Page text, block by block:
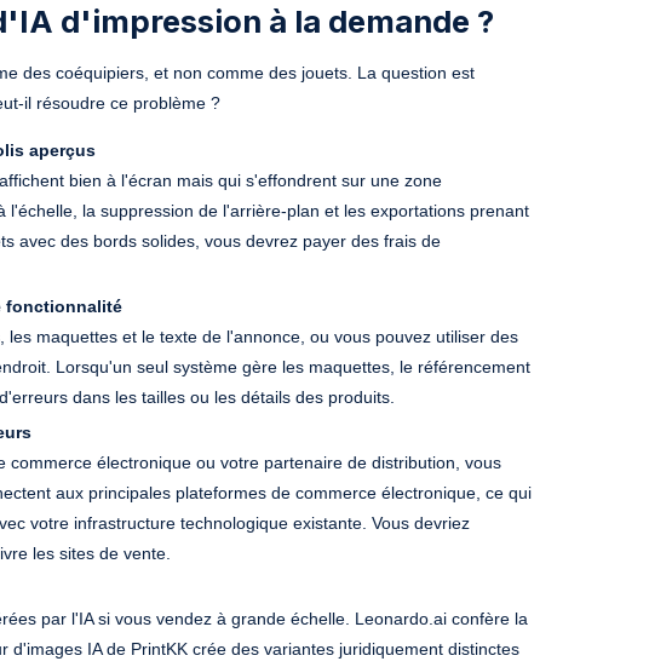
d'impression à la demande ?
des coéquipiers, et non comme des jouets. La question est
il résoudre ce problème ?
aperçus
bien à l'écran mais qui s'effondrent sur une zone
la suppression de l'arrière-plan et les exportations prenant
avec des bords solides, vous devrez payer des frais de
fonctionnalité
maquettes et le texte de l'annonce, ou vous pouvez utiliser des
Lorsqu'un seul système gère les maquettes, le référencement
dans les tailles ou les détails des produits.
électronique ou votre partenaire de distribution, vous
aux principales plateformes de commerce électronique, ce qui
votre infrastructure technologique existante. Vous devriez
les sites de vente.
par l'IA si vous vendez à grande échelle. Leonardo.ai confère la
IA de PrintKK crée des variantes juridiquement distinctes